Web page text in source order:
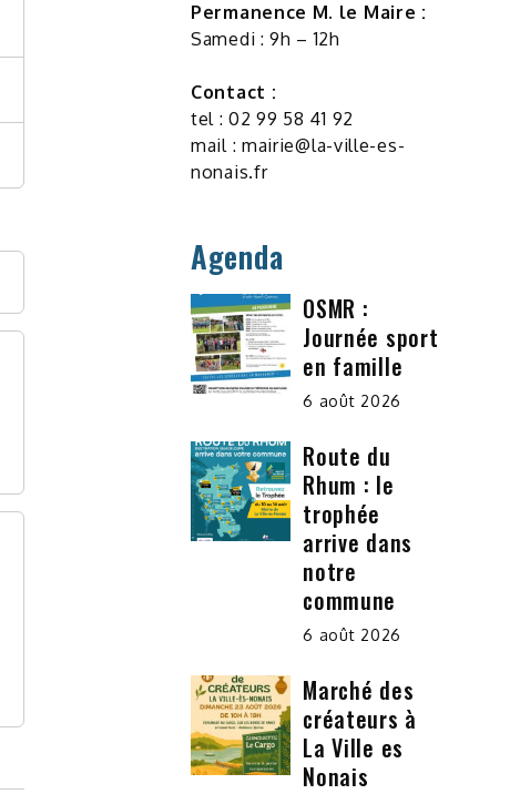
Permanence M. le Maire :
Samedi : 9h – 12h
Contact :
tel : 02 99 58 41 92
mail : mairie@la-ville-es-
nonais.fr
Agenda
OSMR :
Journée sport
en famille
6 août 2026
Route du
Rhum : le
trophée
arrive dans
notre
commune
6 août 2026
Marché des
créateurs à
La Ville es
Nonais